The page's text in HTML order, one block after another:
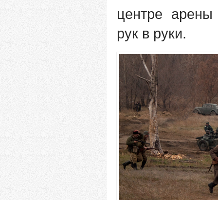
центре арены
рук в руки.